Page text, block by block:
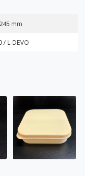
mm
/ L-DEVO